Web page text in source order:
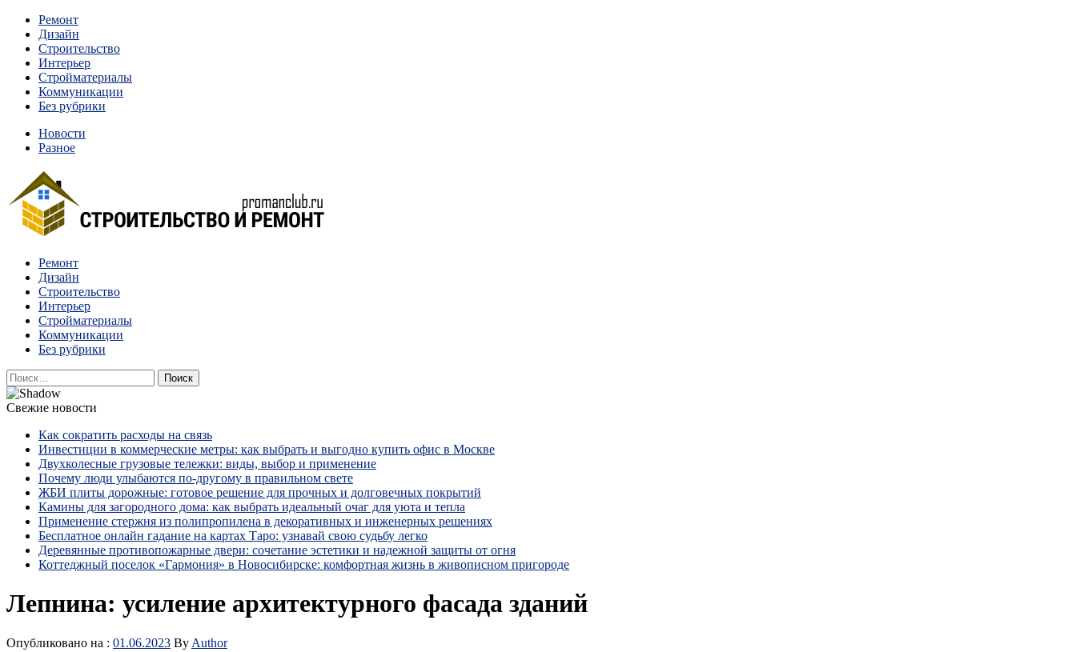
Перейти
содержимому
Ремонт
Дизайн
Строительство
Интерьер
Стройматериалы
Коммуникации
Без рубрики
Новости
Разное
Строительство и ремонт
Квартиры и дома, в которых живут разные люди, очень отличаются между собой.
Ремонт
Дизайн
Строительство
Интерьер
Стройматериалы
Коммуникации
Без рубрики
Найти:
Свежие новости
Как сократить расходы на связь
Инвестиции в коммерческие метры: как выбрать и выгодно купить офис в Москве
Двухколесные грузовые тележки: виды, выбор и применение
Почему люди улыбаются по‑другому в правильном свете
ЖБИ плиты дорожные: готовое решение для прочных и долговечных покрытий
Камины для загородного дома: как выбрать идеальный очаг для уюта и тепла
Применение стержня из полипропилена в декоративных и инженерных решениях
Бесплатное онлайн гадание на картах Таро: узнавай свою судьбу легко
Деревянные противопожарные двери: сочетание эстетики и надежной защиты от огня
Коттеджный поселок «Гармония» в Новосибирске: комфортная жизнь в живописном пригороде
Лепнина: усиление архитектурного фасада зданий
Опубликовано на : 01.06.2023 By Author